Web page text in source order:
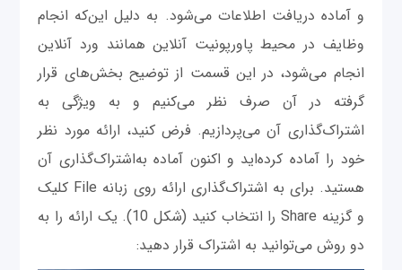
و آماده دریافت اطلاعات می‌شود. به دلیل این‌که انجام
وظایف در محیط پاورپونیت آنلاین همانند ورد آنلاین
انجام می‌شود، در این قسمت از توضیح بخش‌های قرار
گرفته در آن صرف ‌نظر می‌کنیم و به ویژگی به
اشتراک‌گذاری آن می‌پردازیم. فرض کنید، ارائه مورد نظر
خود را آماده کرده‌اید و اکنون آماده به‌اشتراک‌گذاری آن
هستید. برای به اشتراک‌گذاری ارائه روی زبانه File کلیک
و گزینه Share را انتخاب کنید (شکل 10). یک ارائه را به
دو روش می‌توانید به اشتراک قرار دهید: